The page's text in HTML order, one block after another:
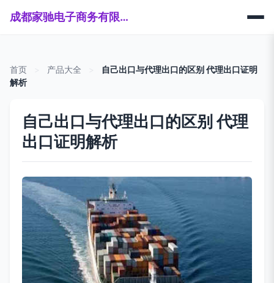
成都家驰电子商务有限公司
首页 产品大全
自己出口与代理出口的区别 代理出口证明
解析
自己出口与代理出口的区别 代理
出口证明解析